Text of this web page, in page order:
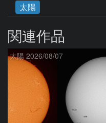
太陽
関連作品
太陽 2026/08/07